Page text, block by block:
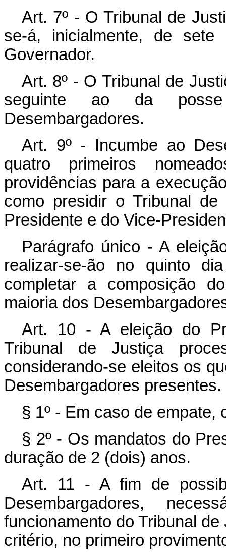
Art. 7º - O Tribunal de
se-á, inicialmente, de sete
Governador.
Art. 8º - O Tribunal de
seguinte ao da
Desembargadores.
Art. 9º - Incumbe ao
quatro primeiros
providências para a
como presidir o Tribunal
Presidente e do Vice-
Parágrafo único - A
realizar-se-ão no quinto
completar a composição
maioria dos
Art. 10 - A eleição do
Tribunal de Justiça
considerando-se eleitos os
Desembargadores presentes.
§ 1º - Em caso de
§ 2º - Os mandatos do
duração de 2 (dois) anos.
Art. 11 - A fim de
Desembargadores,
funcionamento do Tribunal
critério, no primeiro